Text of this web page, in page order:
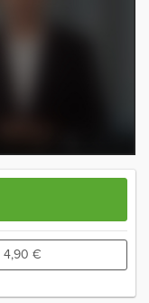
4,90 €